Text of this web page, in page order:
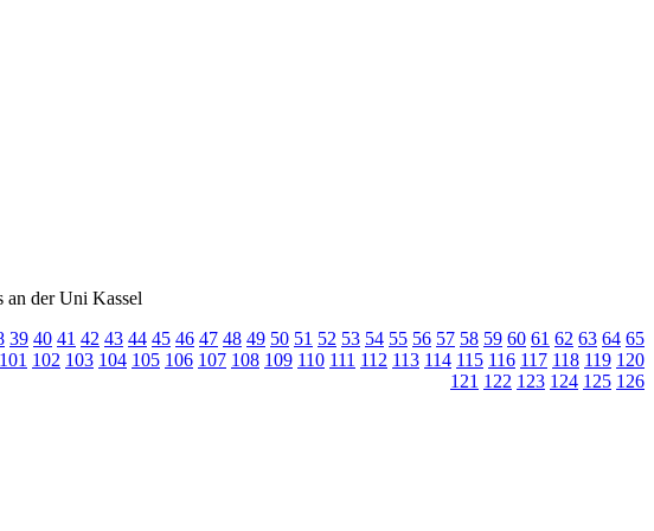
an der Uni Kassel
39 40 41 42 43 44 45 46 47 48 49 50 51 52 53 54 55 56 57 58 59 60 61 62 63 64 65
101 102 103 104 105 106 107 108 109 110 111 112 113 114 115 116 117 118 119 120
121 122 123 124 125 126